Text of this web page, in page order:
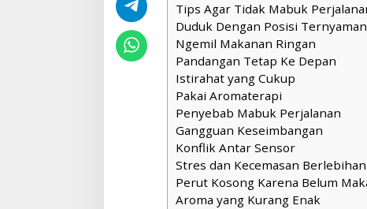
Tips Agar Tidak Mabuk
Duduk Dengan Posisi Ternyaman
Ngemil Makanan Ringan
Pandangan Tetap Ke Depan
Istirahat yang Cukup
Pakai Aromaterapi
Penyebab Mabuk Perjalanan
Gangguan Keseimbangan
Konflik Antar Sensor
Stres dan Kecemasan Berlebihan
Perut Kosong Karena Belum
Aroma yang Kurang Enak